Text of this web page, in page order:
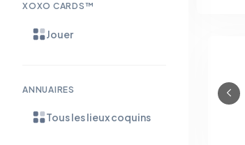
XOXO CARDS™
Jouer
ANNUAIRES
Tous les lieux coquins